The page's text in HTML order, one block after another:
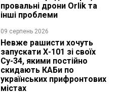
провальні дрони Orlik та
інші проблеми
09 серпень 2026
Невже рашисти хочуть
запускати Х-101 зі своїх
Су-34, якими постійно
скидають КАБи по
українських прифронтових
містах